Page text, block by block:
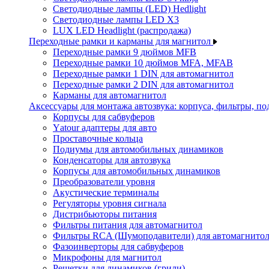
Светодиодные лампы (LED) Hedlight
Светодиодные лампы LED X3
LUX LED Headlight (распродажа)
Переходные рамки и карманы для магнитол
Переходные рамки 9 дюймов MFB
Переходные рамки 10 дюймов MFA, MFAB
Переходные рамки 1 DIN для автомагнитол
Переходные рамки 2 DIN для автомагнитол
Карманы для автомагнитол
Аксессуары для монтажа автозвука: корпуса, фильтры,
Корпусы для сабвуферов
Yаtour адаптеры для авто
Проставочные кольца
Подиумы для автомобильных динамиков
Конденсаторы для автозвука
Корпусы для автомобильных динамиков
Преобразователи уровня
Акустические терминалы
Регуляторы уровня сигнала
Дистрибьюторы питания
Фильтры питания для автомагнитол
Фильтры RCA (Шумоподавители) для автомагнитол
Фазоинверторы для сабвуферов
Микрофоны для магнитол